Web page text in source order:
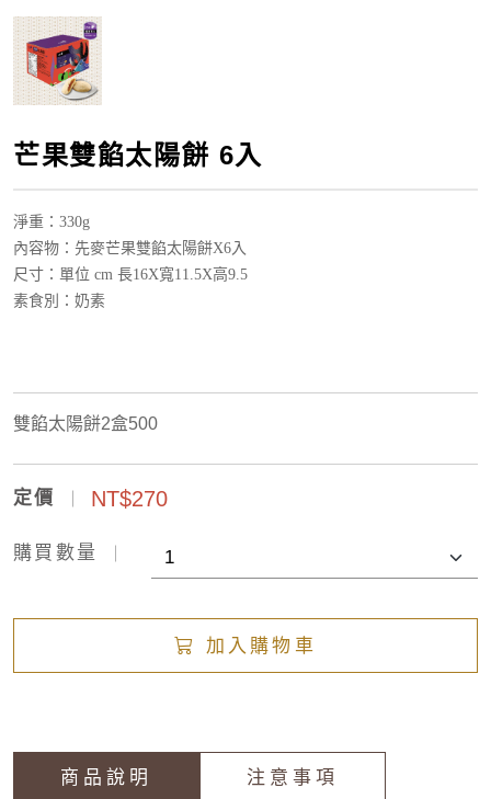
芒果雙餡太陽餅 6入
淨重：330g
內容物：先麥芒果雙餡太陽餅X6入
尺寸：單位 cm 長16X寬11.5X高9.5
素食別：奶素
雙餡太陽餅2盒500
定價 NT$270
購買數量
加入購物車
商品說明 注意事項